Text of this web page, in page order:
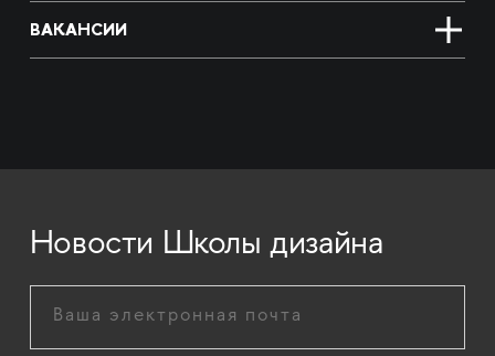
ВАКАНСИИ
Новости Школы дизайна